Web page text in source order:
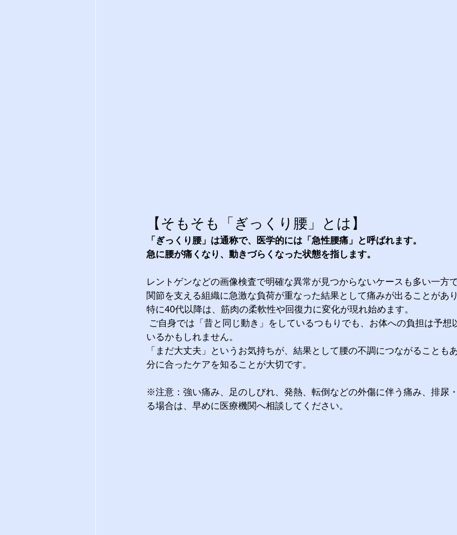
【そもそも「ぎっくり腰」とは】
「ぎっくり腰」は通称で、医学的には「急性腰痛」と呼ばれます。
急に腰が痛くなり、動きづらくなった状態を指します。
レントゲンなどの画像検査で明確な異常が見つからないケースも多い一方
関節を支える組織に急激な負荷が重なった結果として痛みが出ることがあ
特に40代以降は、筋肉の柔軟性や回復力に変化が現れ始めます。
いるかもしれません。
「まだ大丈夫」というお気持ちが、結果として腰の不調につながることも
分に合ったケアを知ることが大切です。
※注意：強い痛み、足のしびれ、発熱、転倒などの外傷に伴う痛み、排尿
る場合は、早めに医療機関へ相談してください。